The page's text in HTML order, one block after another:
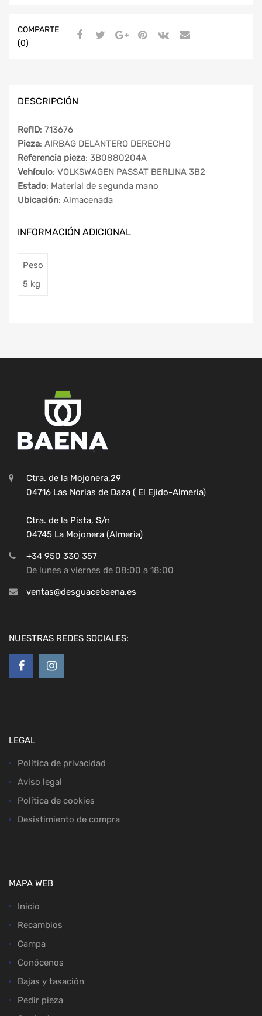
COMPARTE
(0)
DESCRIPCIÓN
RefID: 713676
Pieza: AIRBAG DELANTERO DERECHO
Referencia pieza: 3B0880204A
Vehículo: VOLKSWAGEN PASSAT BERLINA 3B2
Estado: Material de segunda mano
Ubicación: Almacenada
INFORMACIÓN ADICIONAL
Peso
5 kg
Ctra. de la Mojonera,29
04716 Las Norias de Daza ( El Ejido-Almeria)
Ctra. de la Pista, S/n
04745 La Mojonera (Almeria)
+34 950 330 357
De lunes a viernes de 08:00 a 18:00
ventas@desguacebaena.es
NUESTRAS REDES SOCIALES:
LEGAL
Política de privacidad
Aviso legal
Política de cookies
Desistimiento de compra
MAPA WEB
Inicio
Recambios
Campa
Conócenos
Bajas y tasación
Pedir pieza